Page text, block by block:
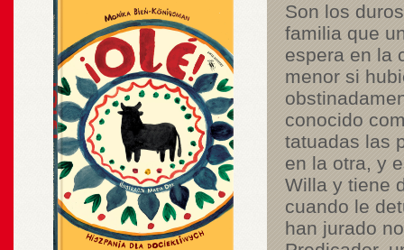
Son los
familia que
espera en la
menor si
conocido
tatuadas las
en la otra, y
Willa y tiene
cuando le
han jurado